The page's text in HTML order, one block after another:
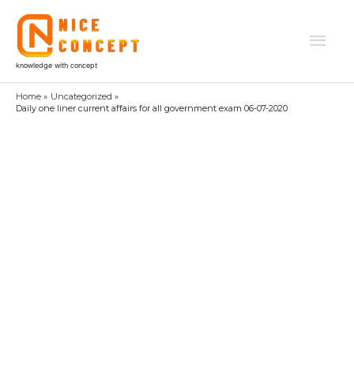
content
knowledge with concept
Home
Uncategorized
Daily one liner current affairs for all government exam 06-07-2020